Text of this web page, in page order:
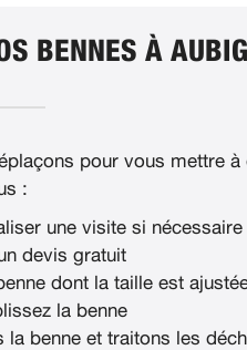
BENNES À
pour vous mettre
:
une visite si nécessaire
devis gratuit
dont la taille est
la benne
la benne et traitons les